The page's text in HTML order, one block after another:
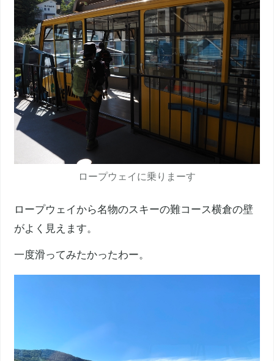
ロープウェイに乗りまーす
ロープウェイから名物のスキーの難コース横倉の壁
がよく見えます。
一度滑ってみたかったわー。